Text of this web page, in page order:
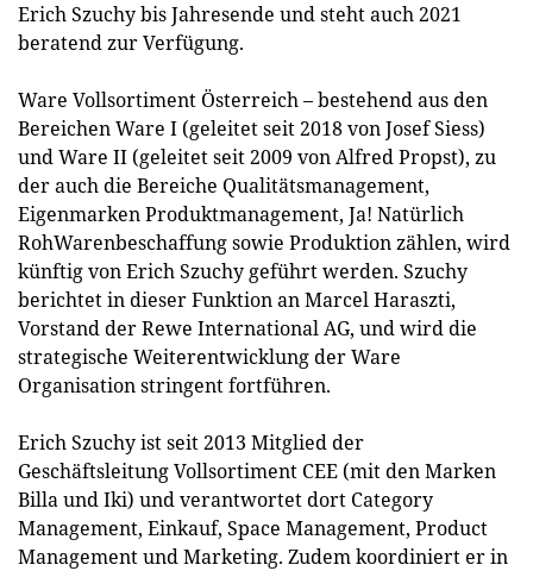
Erich Szuchy bis Jahresende und steht auch 2021
beratend zur Verfügung.
Ware Vollsortiment Österreich – bestehend aus den
Bereichen Ware I (geleitet seit 2018 von Josef Siess)
und Ware II (geleitet seit 2009 von Alfred Propst), zu
der auch die Bereiche Qualitätsmanagement,
Eigenmarken Produktmanagement, Ja! Natürlich
RohWarenbeschaffung sowie Produktion zählen, wird
künftig von Erich Szuchy geführt werden. Szuchy
berichtet in dieser Funktion an Marcel Haraszti,
Vorstand der Rewe International AG, und wird die
strategische Weiterentwicklung der Ware
Organisation stringent fortführen.
Erich Szuchy ist seit 2013 Mitglied der
Geschäftsleitung Vollsortiment CEE (mit den Marken
Billa und Iki) und verantwortet dort Category
Management, Einkauf, Space Management, Product
Management und Marketing. Zudem koordiniert er in